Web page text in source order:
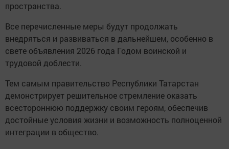
пространства.
Все перечисленные меры будут продолжать
внедряться и развиваться в дальнейшем, особенно в
свете объявления 2026 года Годом воинской и
трудовой доблести.
Тем самым правительство Республики Татарстан
демонстрирует решительное стремление оказать
всестороннюю поддержку своим героям, обеспечив
достойные условия жизни и возможность полноценной
интеграции в общество.